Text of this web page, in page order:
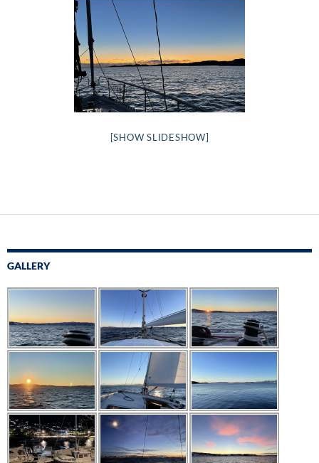
[SHOW SLIDESHOW]
GALLERY